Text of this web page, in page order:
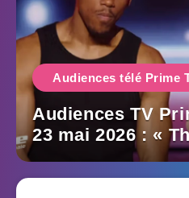
Audiences télé Prime
Audiences TV
23 mai 2026 : «